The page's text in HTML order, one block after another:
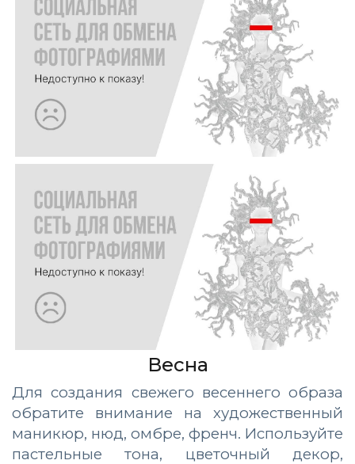
Весна
Для создания свежего весеннего образа
обратите внимание на художественный
маникюр, нюд, омбре, френч. Используйте
пастельные тона, цветочный декор,